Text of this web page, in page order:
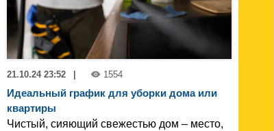
21.10.24 23:52 1554
Идеальный график для уборки дома или
квартиры
Чистый, сияющий свежестью дом – место,